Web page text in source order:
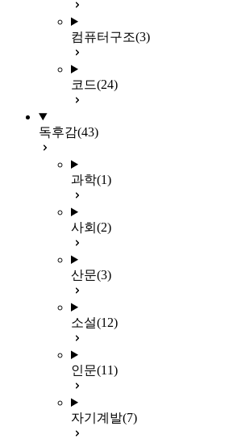
컴퓨터구조(3)
코드(24)
독후감(43)
과학(1)
사회 (2)
산문(3)
소설(12)
인문(11)
자기계발(7)